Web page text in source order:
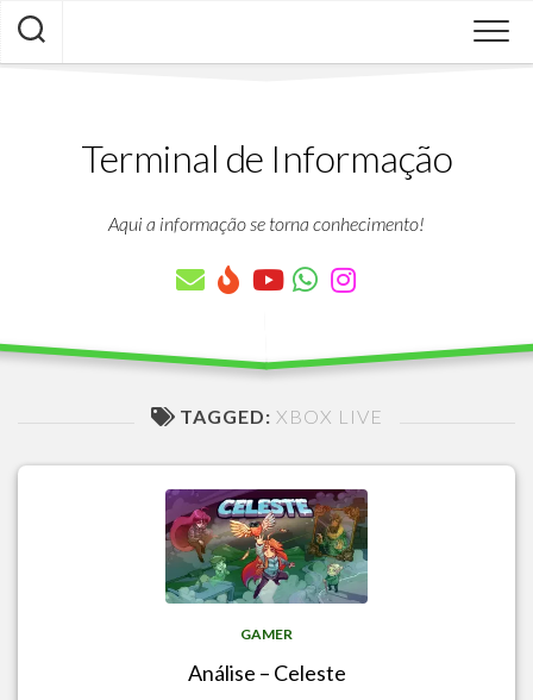
Skip
content
Terminal de Informação
Aqui a informação se torna conhecimento!
TAGGED: XBOX LIVE
GAMER
Análise – Celeste